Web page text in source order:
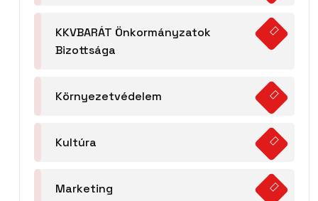
KKVBARÁT Önkormányzatok
Bizottsága
Környezetvédelem
Kultúra
Marketing